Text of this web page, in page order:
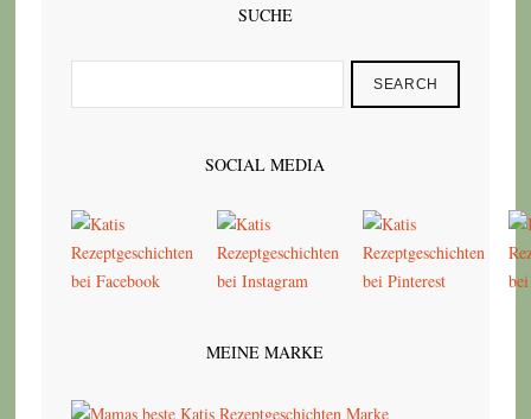
SUCHE
SEARCH
SOCIAL MEDIA
MEINE MARKE